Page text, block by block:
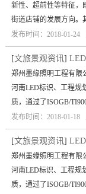
新性、超前性等特征，
街道店铺的发展方向。
发布时间：2018-01-24
[文旅景观资讯]
郑州墨缘照明工程有限
河南LED标识、工程规
质，通过了ISOGB/
发布时间：2018-01-18
[文旅景观资讯]
郑州墨缘照明工程有限
河南LED标识、工程规
质，通过了ISOGB/